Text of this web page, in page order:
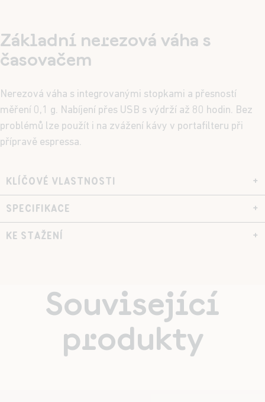
Základní nerezová váha s
časovačem
Nerezová váha s integrovanými stopkami a přesností
měření 0,1 g. Nabíjení přes USB s výdrží až 80 hodin. Bez
problémů lze použít i na zvážení kávy v portafilteru při
přípravě espressa.
KLÍČOVÉ VLASTNOSTI +
SPECIFIKACE +
KE STAŽENÍ +
Související
produkty